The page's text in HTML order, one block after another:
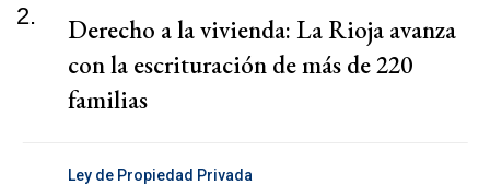
2.
Derecho a la vivienda: La Rioja avanza
con la escrituración de más de 220
familias
Ley de Propiedad Privada